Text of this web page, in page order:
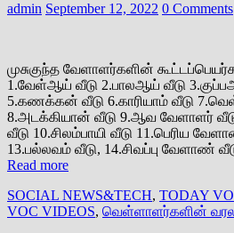
admin September 12, 2022 0 Comments
முசுகுந்த வேளாளர்களின்
1.வேள்ஆய் வீடு 2.பாலஆய் வீடு
5.கணக்கன் வீடு 6.காரியாம் வீடு
8.அடக்கியான் வீடு 9.ஆவ வேளாளர்
வீடு 10.சிலம்பாயி வீடு 11.பெரிய
13.பல்லவம் வீடு, 14.சிவப்பு வேளாண்
Read more
SOCIAL NEWS&TECH, TODAY
VOC VIDEOS, வெள்ளாளர்களின்